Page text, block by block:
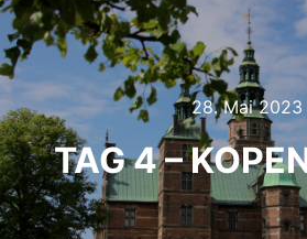
28. Mai 2023
TAG 4 –